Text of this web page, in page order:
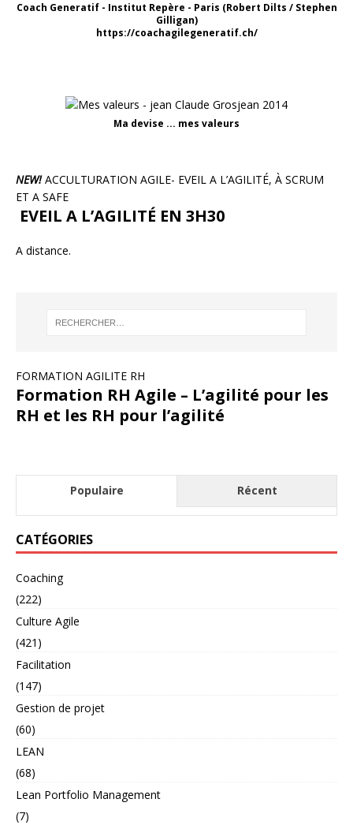
Coach Generatif - Institut Repère - Paris (Robert Dilts / Stephen
Gilligan)
https://coachagilegeneratif.ch/
Ma devise ... mes valeurs
NEW!ACCULTURATION AGILE- EVEIL A L’AGILITÉ, À SCRUM
ET A SAFE
EVEIL A L’AGILITÉ EN 3H30
A distance.
FORMATION AGILITE RH
Formation RH Agile – L’agilité pour les
RH et les RH pour l’agilité
Populaire Récent
CATÉGORIES
Coaching
(222)
Culture Agile
(421)
Facilitation
(147)
Gestion de projet
(60)
LEAN
(68)
Lean Portfolio Management
(7)